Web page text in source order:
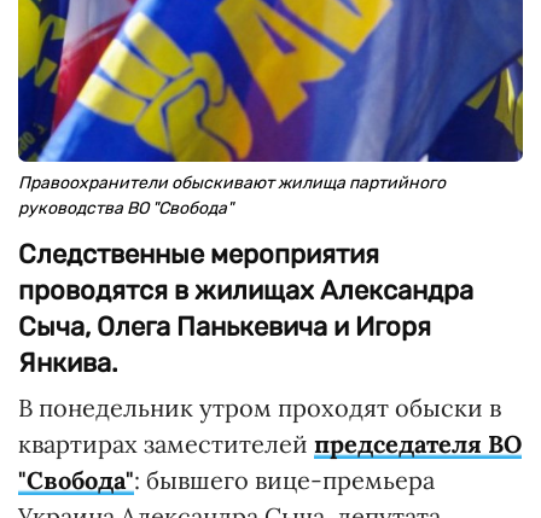
Правоохранители обыскивают жилища партийного
руководства ВО "Свобода"
Следственные мероприятия
проводятся в жилищах Александра
Сыча, Олега Панькевича и Игоря
Янкива.
В понедельник утром проходят обыски в
квартирах заместителей председателя ВО
"Свобода": бывшего вице-премьера